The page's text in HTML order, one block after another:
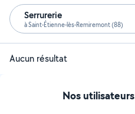
Serrurerie
à Saint-Étienne-lès-Remiremont (88)
Aucun résultat
Nos